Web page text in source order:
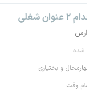
شغلی
شده
و بختیاری
وقت